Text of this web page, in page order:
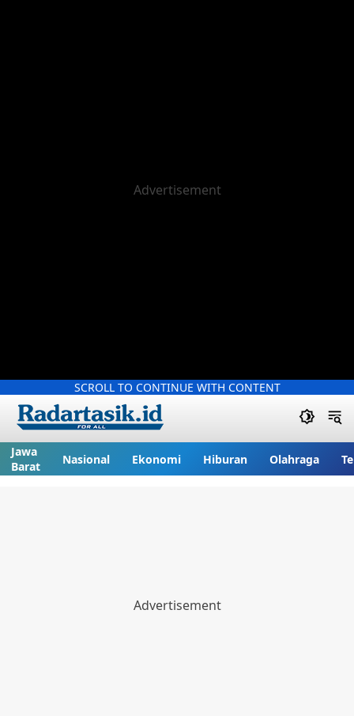
SCROLL TO CONTINUE WITH CONTENT
Jawa
Barat
Nasional Ekonomi Hiburan Olahraga